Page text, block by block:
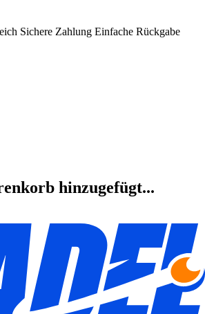
Sichere Zahlung Einfache Rückgabe
hinzugefügt...